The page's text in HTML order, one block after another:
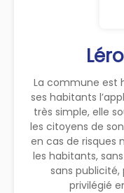
La commune est
ses habitants
très simple, elle
les citoyens de
en cas de risques
les habitants,
sans publicité,
privilégié